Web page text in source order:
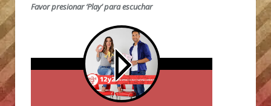
Favor presionar ‘Play’ para escuchar